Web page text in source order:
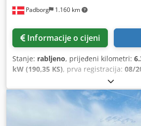
Padborg 1.160 km
Informacije o cijeni
Stanje: rabljeno, prijeđeni kilometri:
kW (190,35 KS), prva registracija: 08/
2004